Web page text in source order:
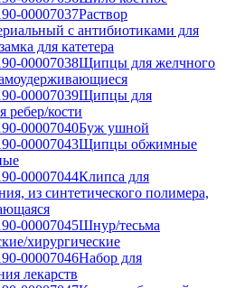
00007037Раствор
с антибиотиками для
для катетера
00007038Щипцы для желчного
00007039Щипцы для
ребер/кости
00007040Буж ушной
00007043Щипцы обжимные
00007044Клипса для
из синтетического полимера,
00007045Шнур/тесьма
хирургические
00007046Набор для
лекарств